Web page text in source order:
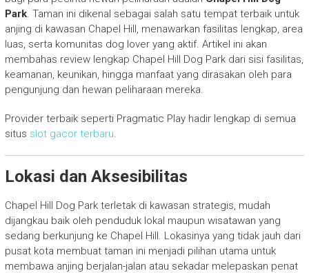
Park. Taman ini dikenal sebagai salah satu tempat terbaik untuk
anjing di kawasan Chapel Hill, menawarkan fasilitas lengkap, area
luas, serta komunitas dog lover yang aktif. Artikel ini akan
membahas review lengkap Chapel Hill Dog Park dari sisi fasilitas,
keamanan, keunikan, hingga manfaat yang dirasakan oleh para
pengunjung dan hewan peliharaan mereka.
Provider terbaik seperti Pragmatic Play hadir lengkap di semua
situs slot gacor terbaru.
Lokasi dan Aksesibilitas
Chapel Hill Dog Park terletak di kawasan strategis, mudah
dijangkau baik oleh penduduk lokal maupun wisatawan yang
sedang berkunjung ke Chapel Hill. Lokasinya yang tidak jauh dari
pusat kota membuat taman ini menjadi pilihan utama untuk
membawa anjing berjalan-jalan atau sekadar melepaskan penat